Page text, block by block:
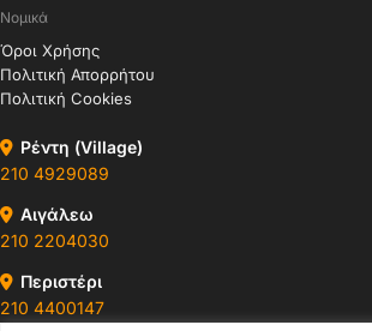
Νομικά
Όροι Χρήσης
Πολιτική Απορρήτου
Πολιτική Cookies
Ρέντη (Village)
210 4929089
Αιγάλεω
210 2204030
Περιστέρι
210 4400147